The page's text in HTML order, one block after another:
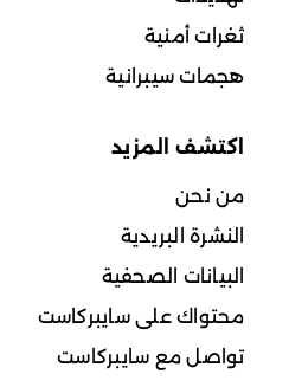
ثغرات أمنية
هجمات سيبرانية
اكتشف المزيد
من نحن
النشرة البريدية
البيانات الصحفية
محتواك على سايبركاست
تواصل مع سايبركاست